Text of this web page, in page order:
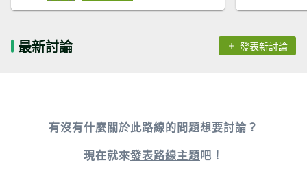
最新討論 發表新討論
有沒有什麼關於此路線的問題想要討論？
現在就來發表路線主題吧！